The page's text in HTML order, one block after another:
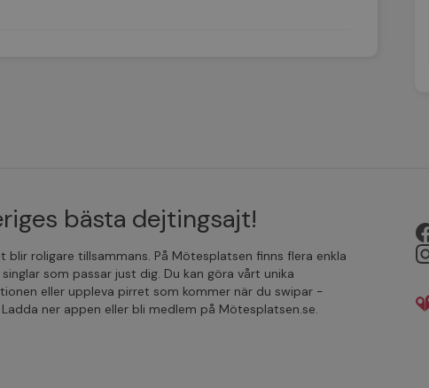
bästa dejtingsajt!
roligare tillsammans. På Mötesplatsen finns flera enkla
som passar just dig. Du kan göra vårt unika
eller uppleva pirret som kommer när du swipar -
ner appen eller bli medlem på Mötesplatsen.se.